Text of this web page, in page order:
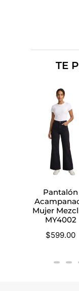
TE
Pantalón
Mujer
MY4002
$599.00